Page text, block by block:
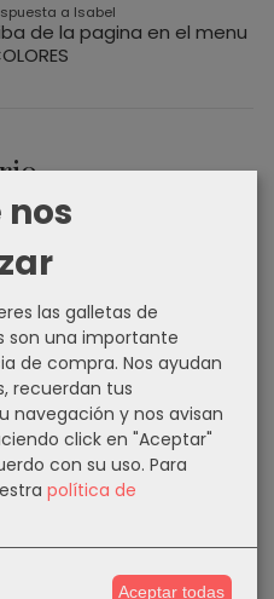
en respuesta a Isabel
de la pagina en el menu
las galletas de
son una importante
de compra. Nos ayudan
recuerdan tus
navegación y nos avisan
click en "Aceptar"
con su uso. Para
política de
Aceptar todas